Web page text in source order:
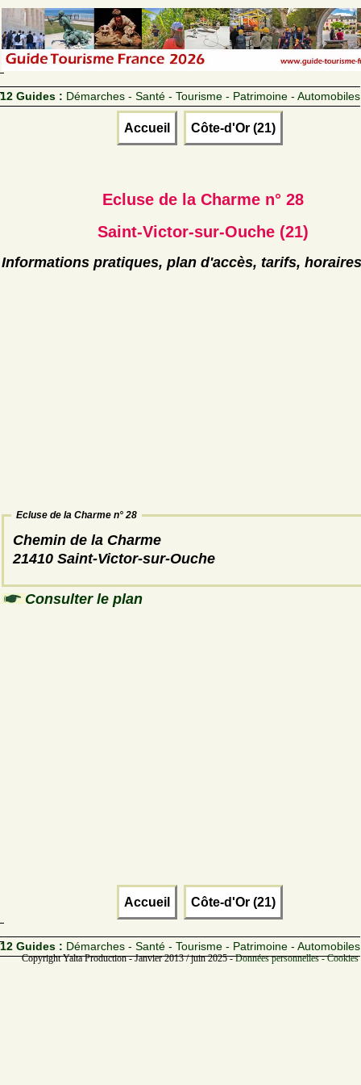
12 Guides : Démarches - Santé - Tourisme - Patrimoine - Automobiles
Accueil Côte-d'Or (21)
Ecluse de la Charme n° 28
Saint-Victor-sur-Ouche (21)
Informations pratiques, plan d'accès, tarifs, horaires
Ecluse de la Charme n° 28
Chemin de la Charme
21410 Saint-Victor-sur-Ouche
Consulter le plan
Accueil Côte-d'Or (21)
12 Guides : Démarches - Santé - Tourisme - Patrimoine - Automobiles
Copyright Yalta Production - Janvier 2013 / juin 2025 -Données personnelles -